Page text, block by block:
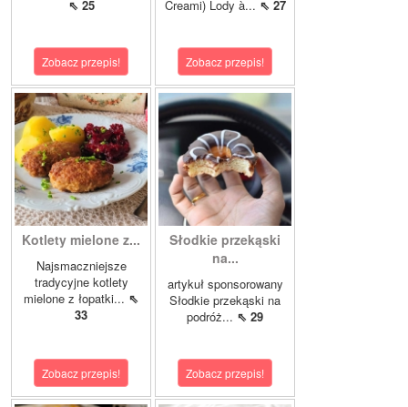
⇖ 25
Zobacz przepis!
Creami) Lody à... ⇖ 27
Zobacz przepis!
Kotlety mielone z...
Najsmaczniejsze
tradycyjne kotlety
mielone z łopatki... ⇖
33
Zobacz przepis!
Słodkie przekąski
na...
artykuł sponsorowany
Słodkie przekąski na
podróż... ⇖ 29
Zobacz przepis!